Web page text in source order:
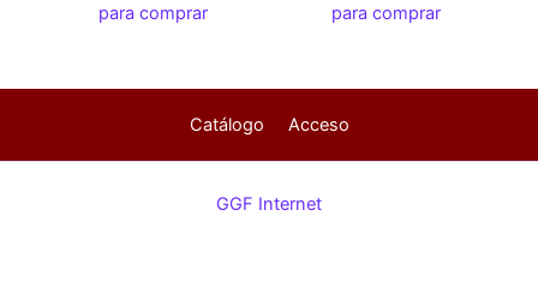
para comprar
para comprar
Catálogo Acceso
GGF Internet